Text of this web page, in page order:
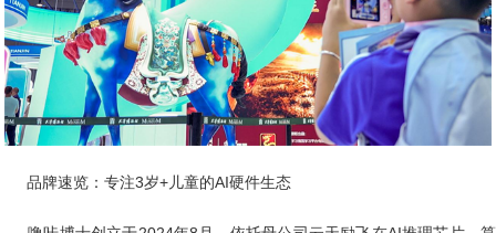
品牌速览：专注3岁+儿童的AI硬件生态